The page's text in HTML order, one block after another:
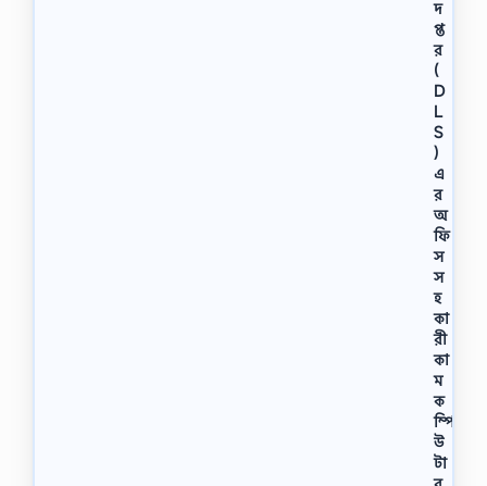
দ
প্ত
র
(
D
L
S
)
এ
র
অ
ফি
স
স
হ
কা
রী
কা
ম
ক
ম্পি
উ
টা